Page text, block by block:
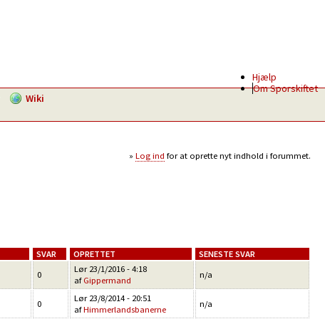
Hjælp
Om Sporskiftet
Wiki
Log ind for at oprette nyt indhold i forummet.
SVAR OPRETTET SENESTE SVAR
0
Lør 23/1/2016 - 4:18
af Gippermand
n/a
0
Lør 23/8/2014 - 20:51
afHimmerlandsbanerne
n/a